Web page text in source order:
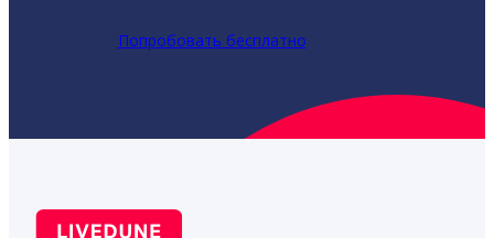
Попробовать бесплатно